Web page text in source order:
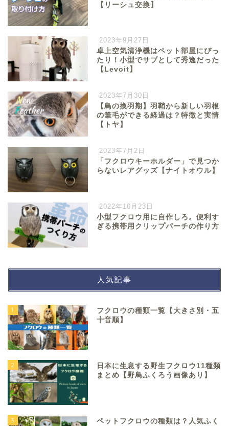
【リーシュ交換】
2023年9月27日
卓上空気清浄機はペット部屋にぴっ
たり！小型でサブとして秀逸だった
【Levoit】
2023年7月30日
【鳥の換羽期】羽鞘から新しい羽根
の筆毛ができる経過は？特徴と実情
【トヤ】
2023年7月2日
「フクロウキーホルダー」で見つか
らないレアグッズ【ナイトオウル】
2022年10月23日
小型フクロウ用に自作しろ。便利す
ぎる携帯用クリップパーチの作り方
人気記事
1
フクロウの種類一覧【大きさ別・五
十音順】
2
日本に生息する野生フクロウ11種類
まとめ【野鳥ふくろう画像あり】
3
ペットフクロウの種類は？人気ふく